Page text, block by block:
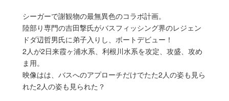
シーガーで謝観物の最無異色のコラボ計画。
陸部り専門の吉田撃氏がバスフィッシング界のレジェン
ドダ辺哲男氏に弟子入りし、ボートデビュー！
2人が2日来霞ヶ浦水系、利根川水系を攻定、攻盛、攻め
ま用。
映像はは、バスへのアプローチだけでたた2人の姿も見ら
れた2人の姿も見られた？